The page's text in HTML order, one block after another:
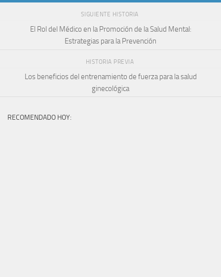
SIGUIENTE HISTORIA
El Rol del Médico en la Promoción de la Salud Mental:
Estrategias para la Prevención
HISTORIA PREVIA
Los beneficios del entrenamiento de fuerza para la salud
ginecológica
RECOMENDADO HOY: